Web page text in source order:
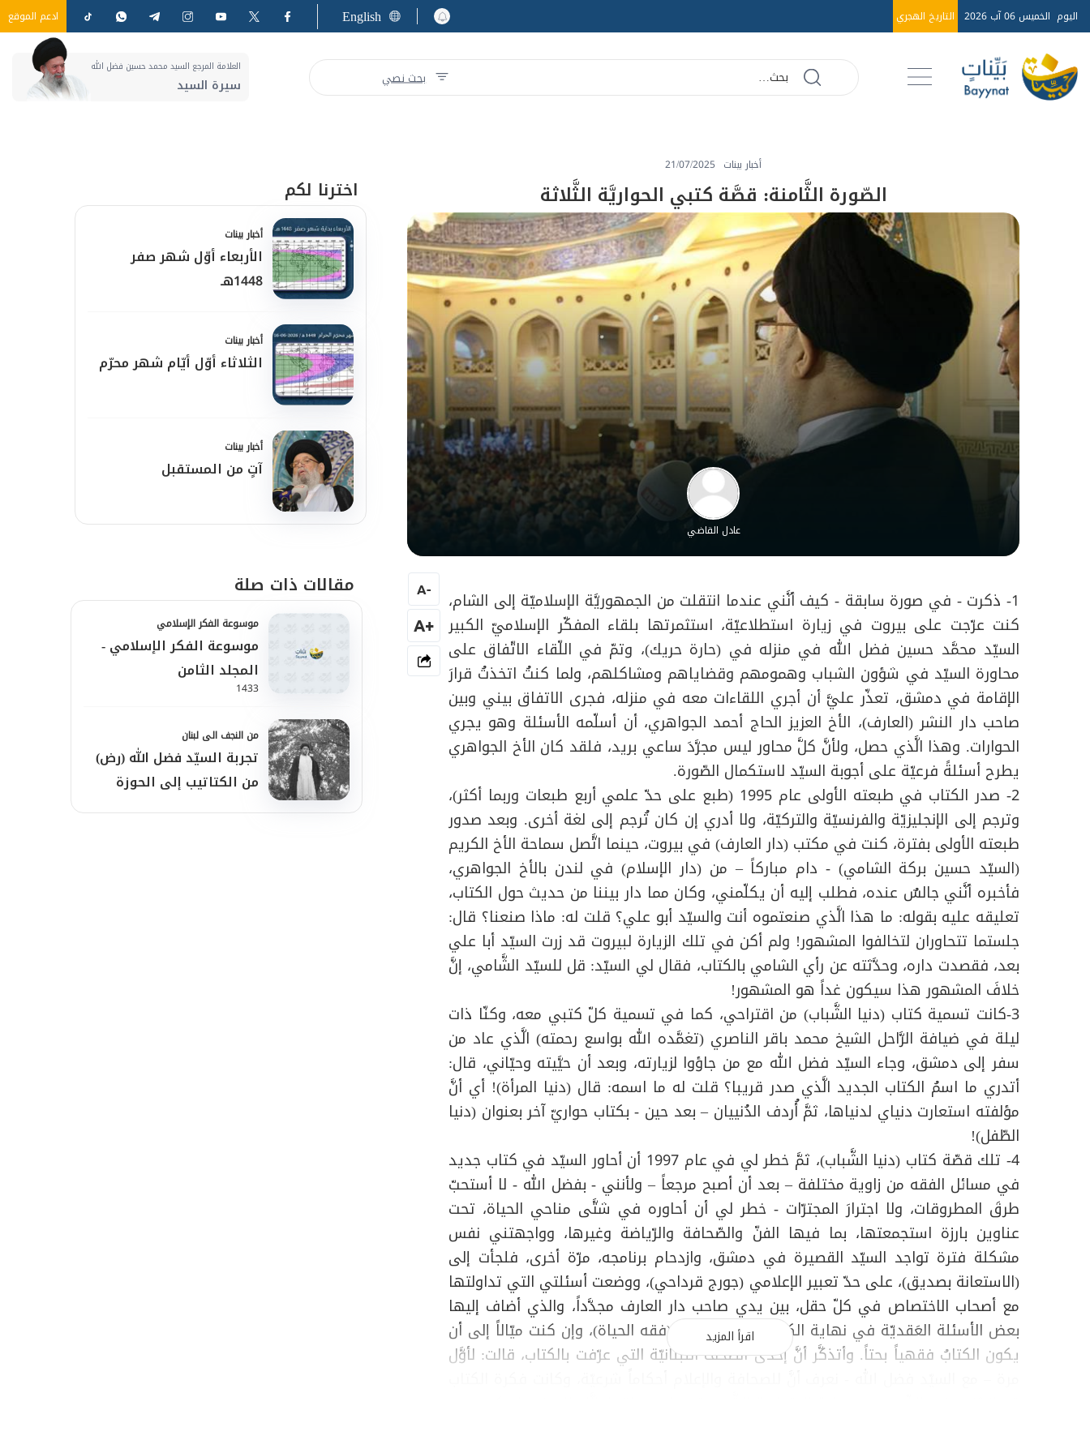
اليوم الخميس 06 آب 2026 التاريخ الهجري English ادعم الموقع
بحث نصي
العلامة المرجع السيد محمد حسين فضل الله
سيرة السيد
أخبار بينات 21/07/2025
الصّورة الثَّامنة: قصَّة كتبي الحواريَّة الثَّلاثة
عادل القاضي
1- ذكرت - في صورة سابقة - كيف أنَّني عندما انتقلت من الجمهوريَّة الإسلاميّة إلى الشام،
كنت عرّجت على بيروت في زيارة استطلاعيّة، استثمرتها بلقاء المفكّر الإسلاميّ الكبير
السيّد محمَّد حسين فضل الله في منزله في (حارة حريك)، وتمّ في اللّقاء الاتّفاق على
محاورة السيّد في شؤون الشباب وهمومهم وقضاياهم ومشاكلهم، ولما كنتُ اتخذتُ قرارَ
الإقامة في دمشق، تعذّر عليَّ أن أجري اللقاءات معه في منزله، فجرى الاتفاق بيني وبين
صاحب دار النشر (العارف)، الأخ العزيز الحاج أحمد الجواهري، أن أسلّمه الأسئلة وهو يجري
الحوارات. وهذا الَّذي حصل، ولأنَّ كلَّ محاور ليس مجرَّدَ ساعي بريد، فلقد كان الأخ الجواهري
يطرح أسئلةً فرعيّة على أجوبة السيّد لاستكمال الصّورة.
2- صدر الكتاب في طبعته الأولى عام 1995 (طبع على حدّ علمي أربع طبعات وربما أكثر)،
وترجم إلى الإنجليزيّة والفرنسيّة والتركيّة، ولا أدري إن كان تُرجم إلى لغة أخرى. وبعد صدور
طبعته الأولى بفترة، كنت في مكتب (دار العارف) في بيروت، حينما اتَّصل سماحة الأخ الكريم
(السيّد حسين بركة الشامي) - دام مباركاً – من (دار الإسلام) في لندن بالأخ الجواهري،
فأخبره أنَّني جالسٌ عنده، فطلب إليه أن يكلّمني، وكان مما دار بيننا من حديث حول الكتاب،
تعليقه عليه بقوله: ما هذا الَّذي صنعتموه أنت والسيّد أبو علي؟ قلت له: ماذا صنعنا؟ قال:
جلستما تتحاوران لتخالفوا المشهور! ولم أكن في تلك الزيارة لبيروت قد زرت السيّد أبا علي
بعد، فقصدت داره، وحدَّثته عن رأي الشامي بالكتاب، فقال لي السيّد: قل للسيّد الشَّامي، إنَّ
خلافَ المشهور هذا سيكون غداً هو المشهور!
3-كانت تسمية كتاب (دنيا الشَّباب) من اقتراحي، كما في تسمية كلّ كتبي معه، وكنّا ذات
ليلة في ضيافة الرَّاحل الشيخ محمد باقر الناصري (تغمَّده الله بواسع رحمته) الَّذي عاد من
سفر إلى دمشق، وجاء السيّد فضل الله مع من جاؤوا لزيارته، وبعد أن حيَّيته وحيّاني، قال:
أتدري ما اسمُ الكتاب الجديد الَّذي صدر قريبا؟ قلت له ما اسمه: قال (دنيا المرأة)! أي أنَّ
مؤلفته استعارت دنياي لدنياها، ثمَّ أُردف الدُنييان – بعد حين - بكتاب حواريّ آخر بعنوان (دنيا
الطّفل)!
4- تلك قصّة كتاب (دنيا الشَّباب)، ثمَّ خطر لي في عام 1997 أن أحاور السيّد في كتاب جديد
في مسائل الفقه من زاوية مختلفة – بعد أن أصبح مرجعاً – ولأنني - بفضل الله - لا أستحبّ
طرقَ المطروقات، ولا اجترارَ المجترّات - خطر لي أن أحاوره في شتَّى مناحي الحياة، تحت
عناوين بارزة استجمعتها، بما فيها الفنّ والصّحافة والرّياضة وغيرها، وواجهتني نفس
مشكلة فترة تواجد السيّد القصيرة في دمشق، وازدحام برنامجه، مرّة أخرى، فلجأت إلى
(الاستعانة بصديق)، على حدّ تعبير الإعلامي (جورج قرداحي)، ووضعت أسئلتي التي تداولتها
مع أصحاب الاختصاص في كلّ حقل، بين يدي صاحب دار العارف مجدَّداً، والذي أضاف إليها
بعض الأسئلة العَقديّة في نهاية الكتاب الَّذي أسميته (فقه الحياة)، وإن كنت ميّالاً إلى أن
يكون الكتابُ فقهياً بحتاً. وأتذكَّر أنَّ إحدى الصحف اللبنانيّة التي عرّفت بالكتاب، قالت: لأوَّل
اقرأ المزيد
-
A
+A
اخترنا لكم
أخبار بينات
الأربعاء أوّل شهر صفر
1448هـ
أخبار بينات
الثلاثاء أوّل أيّام شهر محرّم
أخبار بينات
آتٍ من المستقبل
مقالات ذات صلة
موسوعة الفكر الإسلامي
موسوعة الفكر الإسلامي -
المجلد الثامن
1433
من النجف الى لبنان
تجربة السيّد فضل الله (رض)
من الكتاتيب إلى الحوزة